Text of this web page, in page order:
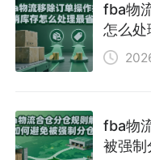
fba物
怎么处
fba物
被强制